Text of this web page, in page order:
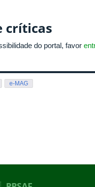
críticas
do portal, favor
e-MAG